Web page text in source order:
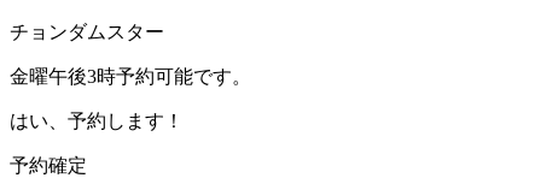
チョンダムスター
金曜午後3時予約可能です。
はい、予約します！
予約確定